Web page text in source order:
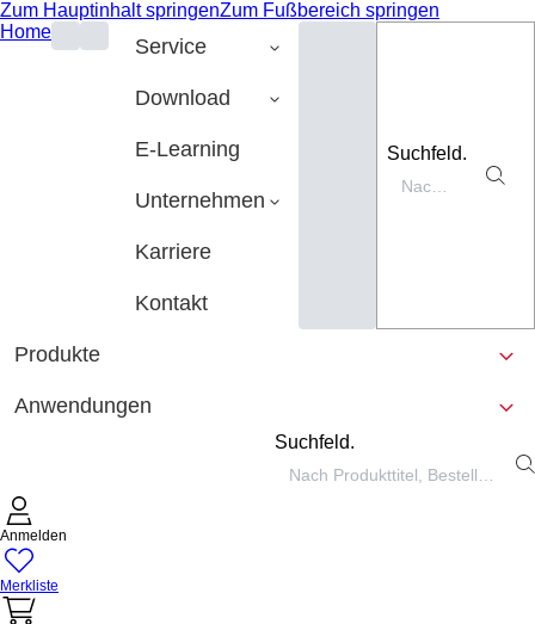
Zum Hauptinhalt springenZum Fußbereich springen
Home
Service
Download
E-Learning
Unternehmen
Karriere
Kontakt
Suchfeld.
Produkte
Anwendungen
Suchfeld.
Anmelden
Merkliste